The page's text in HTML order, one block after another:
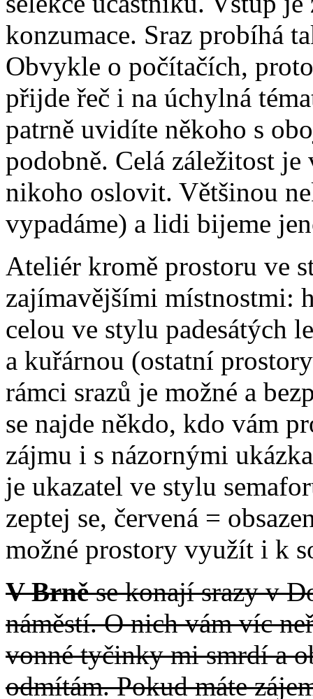
konzumace. Sraz probíhá
Obvykle o počítačích,
přijde řeč i na úchylná
patrně uvidíte někoho s
podobně. Celá záležitost
nikoho oslovit. Většinou
vypadáme) a lidi bijeme
Ateliér kromě prostoru ve
zajímavějšími místnostmi:
celou ve stylu padesátých
a kuřárnou (ostatní
rámci srazů je možné a
se najde někdo, kdo vám
zájmu i s názornými
je ukazatel ve stylu
zeptej se, červená =
možné prostory využít i k
V Brněse konají srazy v
náměstí. O nich vám víc
vonné tyčinky mi smrdí a
odmítám. Pokud máte